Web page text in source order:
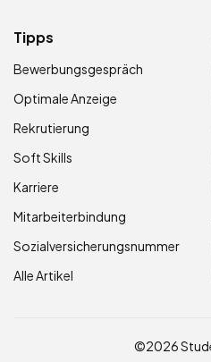
Tipps
Bewerbungsgespräch
Optimale Anzeige
Rekrutierung
Soft Skills
Karriere
Mitarbeiterbindung
Sozialversicherungsnummer
Alle Artikel
©2026